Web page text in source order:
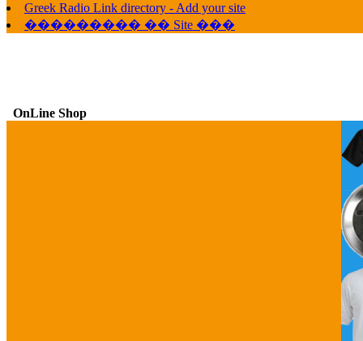
Greek Radio Link directory - Add your site
��������� �� Site ���
OnLine Shop